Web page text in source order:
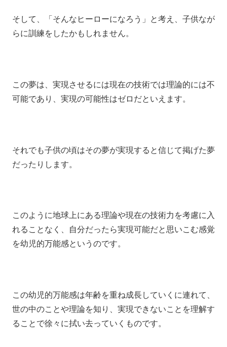
そして、「そんなヒーローになろう」と考え、子供なが
らに訓練をしたかもしれません。
この夢は、実現させるには現在の技術では理論的には不
可能であり、実現の可能性はゼロだといえます。
それでも子供の頃はその夢が実現すると信じて掲げた夢
だったりします。
このように地球上にある理論や現在の技術力を考慮に入
れることなく、自分だったら実現可能だと思いこむ感覚
を幼児的万能感というのです。
この幼児的万能感は年齢を重ね成長していくに連れて、
世の中のことや理論を知り、実現できないことを理解す
ることで徐々に拭い去っていくものです。